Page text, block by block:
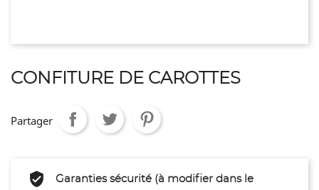
CONFITURE DE CAROTTES
Partager
Garanties sécurité (à modifier dans le